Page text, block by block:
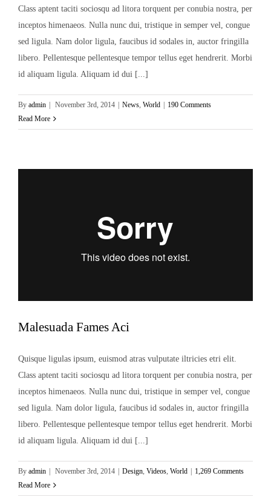
Class aptent taciti sociosqu ad litora torquent per conubia nostra, per
inceptos himenaeos. Nulla nunc dui, tristique in semper vel, congue
sed ligula. Nam dolor ligula, faucibus id sodales in, auctor fringilla
libero. Pellentesque pellentesque tempor tellus eget hendrerit. Morbi
id aliquam ligula. Aliquam id dui [...]
By admin November 3rd, 2014 News, World
190 Comments
Read More
Malesuada Fames Aci
Quisque ligulas ipsum, euismod atras vulputate iltricies etri elit.
Class aptent taciti sociosqu ad litora torquent per conubia nostra, per
inceptos himenaeos. Nulla nunc dui, tristique in semper vel, congue
sed ligula. Nam dolor ligula, faucibus id sodales in, auctor fringilla
libero. Pellentesque pellentesque tempor tellus eget hendrerit. Morbi
id aliquam ligula. Aliquam id dui [...]
By admin November 3rd, 2014 Design, Videos, World
1,269 Comments
Read More